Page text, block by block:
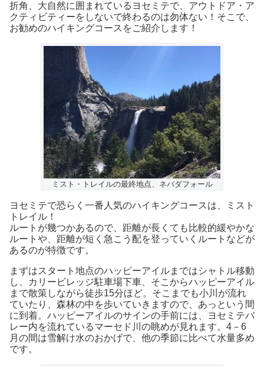
折角、大自然に囲まれているヨセミテで、アウトドア・ア
クティビティーをしないで終わるのは勿体ない！そこで、
お勧めのハイキングコースをご紹介します！
ミスト・トレイルの最終地点、ネバダフォール
ヨセミテで恐らく一番人気のハイキングコースは、ミスト
トレイル！
ルートが幾つかあるので、距離が長くても比較的緩やかな
ルートや、距離が短く急こう配を登っていくルートなどが
あるのが特徴です。
まずはスタート地点のハッピーアイルまではシャトル移動
し、カリービレッジ駐車場下車、そこからハッピーアイル
まで散策しながら徒歩15分ほど。そこまでも小川が流れ
ていたり、森林の中を歩いていきますので、あっという間
に到着。ハッピーアイルのサインの手前には、ヨセミテバ
レー内を流れているマーセド川の眺めが見れます。4－6
月の間は雪解け水のおかげで、他の季節に比べて水量多め
です。